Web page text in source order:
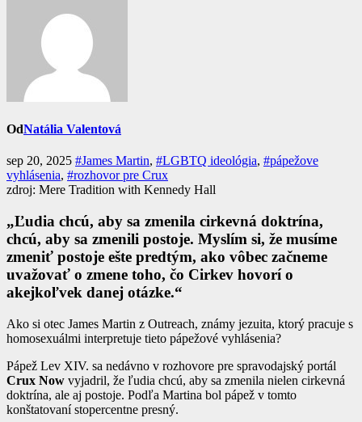
OdNatália Valentová
sep 20, 2025 #James Martin, #LGBTQ ideológia, #pápežove
vyhlásenia, #rozhovor pre Crux
zdroj: Mere Tradition with Kennedy Hall
„Ľudia chcú, aby sa zmenila cirkevná doktrína,
chcú, aby sa zmenili postoje. Myslím si, že musíme
zmeniť postoje ešte predtým, ako vôbec začneme
uvažovať o zmene toho, čo Cirkev hovorí o
akejkoľvek danej otázke.“
Ako si otec James Martin z Outreach, známy jezuita, ktorý pracuje s
homosexuálmi interpretuje tieto pápežové vyhlásenia?
Pápež Lev XIV. sa nedávno v rozhovore pre spravodajský portál
Crux Now vyjadril, že ľudia chcú, aby sa zmenila nielen cirkevná
doktrína, ale aj postoje. Podľa Martina bol pápež v tomto
konštatovaní stopercentne presný.